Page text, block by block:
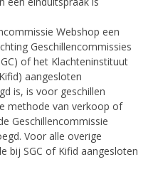
Webshop een
Geschillencommissies
of het Klachteninstituut
aangesloten
is, is voor geschillen
methode van verkoop of
Geschillencommissie
Voor alle overige
bij SGC of Kifid aangesloten